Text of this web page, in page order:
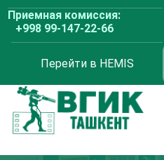
Перейти
содержимому
Приемная комиссия:
+998 99-147-22-66
Перейти в HEMIS